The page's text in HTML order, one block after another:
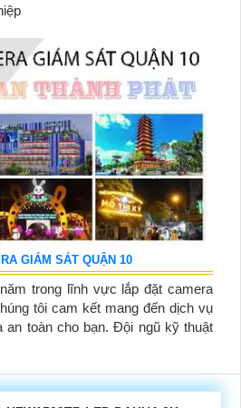
GIÁM SÁT QUẬN 10
trong lĩnh vực lắp đặt camera
tôi cam kết mang đến dịch vụ
an toàn cho bạn. Đội ngũ kỹ thuật